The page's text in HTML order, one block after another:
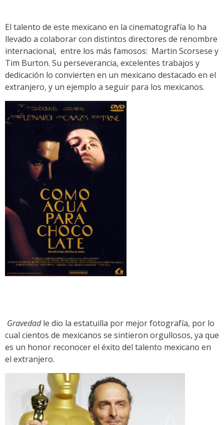
El talento de este mexicano en la cinematografía lo ha
llevado a colaborar con distintos directores de renombre
internacional, entre los más famosos: Martin Scorsese y
Tim Burton. Su perseverancia, excelentes trabajos y
dedicación lo convierten en un mexicano destacado en el
extranjero, y un ejemplo a seguir para los mexicanos.
Gravedadle dio la estatuilla por mejor fotografía, por lo
cual cientos de mexicanos se sintieron orgullosos, ya que
es un honor reconocer el éxito del talento mexicano en
el extranjero.